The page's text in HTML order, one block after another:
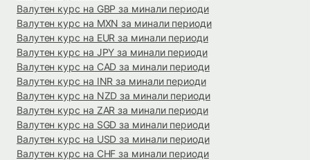
Валутен курс на GBP за минали периоди
Валутен курс на MXN за минали периоди
Валутен курс на EUR за минали периоди
Валутен курс на JPY за минали периоди
Валутен курс на CAD за минали периоди
Валутен курс на INR за минали периоди
Валутен курс на NZD за минали периоди
Валутен курс на ZAR за минали периоди
Валутен курс на SGD за минали периоди
Валутен курс на USD за минали периоди
Валутен курс на CHF за минали периоди